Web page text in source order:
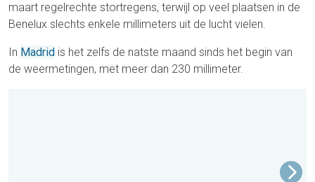
maart regelrechte stortregens, terwijl op veel plaatsen in de
Benelux slechts enkele millimeters uit de lucht vielen.
In Madrid is het zelfs de natste maand sinds het begin van
de weermetingen, met meer dan 230 millimeter.